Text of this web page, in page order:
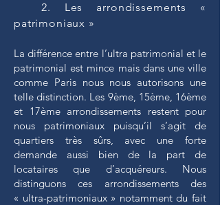
2. Les arrondissements «
patrimoniaux »
La différence entre l’ultra patrimonial et le
patrimonial est mince mais dans une ville
comme Paris nous nous autorisons une
telle distinction. Les 9ème, 15ème, 16ème
et 17ème arrondissements restent pour
nous patrimoniaux puisqu’il s’agit de
quartiers très sûrs, avec une forte
demande aussi bien de la part de
locataires que d’acquéreurs. Nous
distinguons ces arrondissements des
« ultra-patrimoniaux » notamment du fait